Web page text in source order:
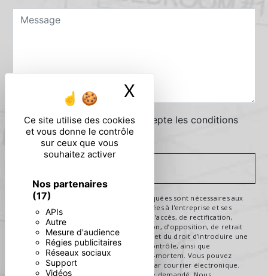
Ce site utilise des cookies
et vous donne le contrôle
sur ceux que vous
souhaitez activer
Nos partenaires
(17)
APIs
Autre
Mesure d'audience
Régies publicitaires
Réseaux sociaux
Support
Vidéos
X
En cochant cette case, j'accepte les conditions
particulières ci-dessous **
** Les données personnelles communiquées sont nécessaires aux
fins de vous contacter. Elles sont destinées à l'entreprise et ses
sous-traitants. Vous disposez de droits d’accès, de rectification,
d’effacement, de portabilité, de limitation, d’opposition, de retrait
de votre consentement à tout moment et du droit d’introduire une
réclamation auprès d’une autorité de contrôle, ainsi que
d’organiser le sort de vos données post-mortem. Vous pouvez
exercer ces droits par voie postale ou par courrier électronique.